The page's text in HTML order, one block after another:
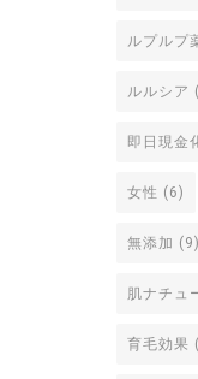
ルプルプ
ルルシア
即日現金
女性 (6)
無添加 (9)
肌ナチュ
育毛効果